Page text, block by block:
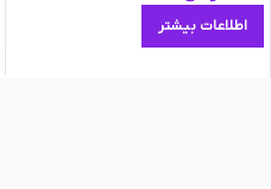
اطلاعات بیشتر